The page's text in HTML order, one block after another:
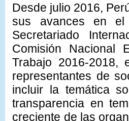
Desde julio 2016,
sus avances en el
Secretariado
Comisión Nacional
Trabajo 2016-
representantes de
incluir la temática
transparencia en
creciente de las